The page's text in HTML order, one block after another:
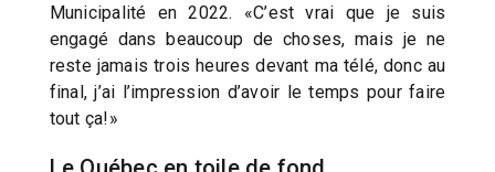
Municipalité en 2022. «C’est vrai que je suis
engagé dans beaucoup de choses, mais je ne
reste jamais trois heures devant ma télé, donc au
final, j’ai l’impression d’avoir le temps pour faire
tout ça!»